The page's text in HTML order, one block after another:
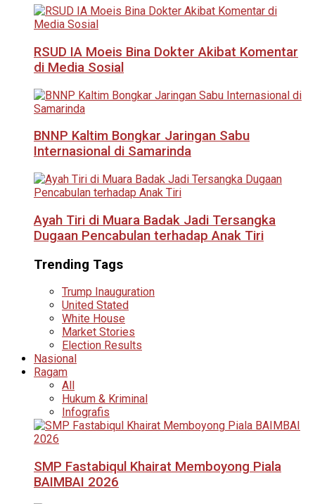
RSUD IA Moeis Bina Dokter Akibat Komentar
di Media Sosial
BNNP Kaltim Bongkar Jaringan Sabu
Internasional di Samarinda
Ayah Tiri di Muara Badak Jadi Tersangka
Dugaan Pencabulan terhadap Anak Tiri
Trending Tags
Trump Inauguration
United Stated
White House
Market Stories
Election Results
Nasional
Ragam
All
Hukum & Kriminal
Infografis
SMP Fastabiqul Khairat Memboyong Piala
BAIMBAI 2026